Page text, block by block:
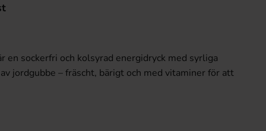
en sockerfri och kolsyrad energidryck med syrliga
jordgubbe – fräscht, bärigt och med vitaminer för att